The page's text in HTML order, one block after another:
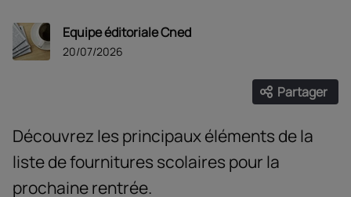
Equipe éditoriale Cned
20/07/2026
Partager
Ouvrir
Découvrez les principaux éléments de la
liste de fournitures scolaires pour la
prochaine rentrée.